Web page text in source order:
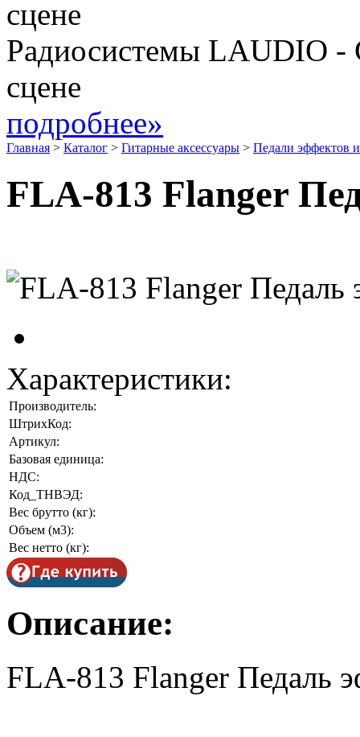
Радиосистемы LAUDIO -
сцене
подробнее»
Главная > Каталог > Гитарные аксессуары > Педали эффектов
FLA-813 Flanger
Характеристики:
Производитель:
ШтрихКод:
Артикул:
Базовая единица:
НДС:
Код_ТНВЭД:
Вес брутто (кг):
Объем (м3):
Вес нетто (кг):
Описание:
FLA-813 Flanger Педаль